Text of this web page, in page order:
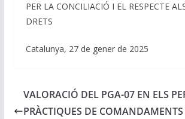
PER LA CONCILIACIÓ I EL RESPECTE
DRETS
Catalunya, 27 de gener de 2025
VALORACIÓ DEL PGA-07 EN ELS
PRÀCTIQUES DE COMANDAMENTS